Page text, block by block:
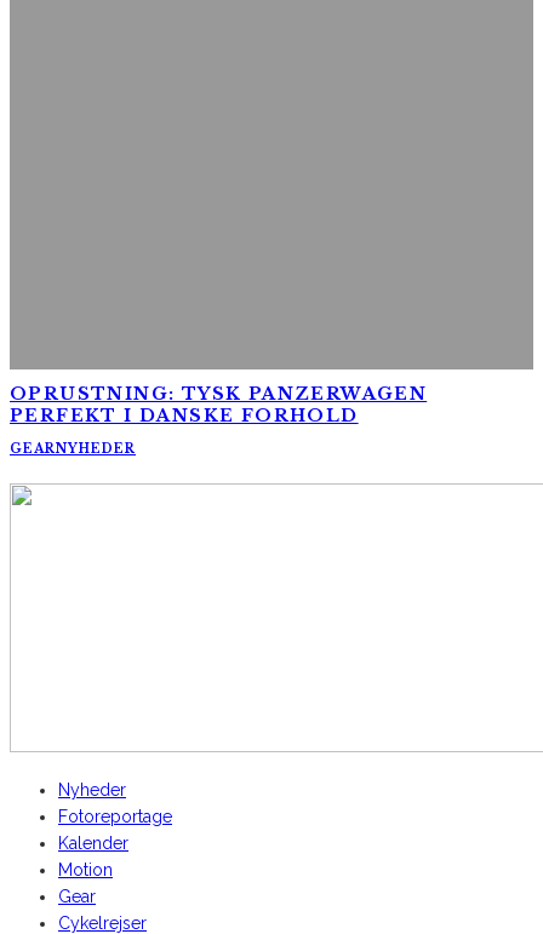
OPRUSTNING: TYSK PANZERWAGEN
PERFEKT I DANSKE FORHOLD
GEARNYHEDER
Nyheder
Fotoreportage
Kalender
Motion
Gear
Cykelrejser